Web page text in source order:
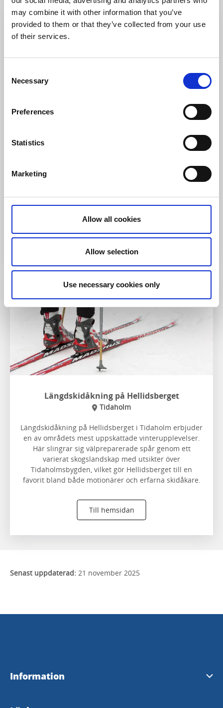
may combine it with other information that you’ve
provided to them or that they’ve collected from your use
of their services.
Selection
Necessary
Preferences
Statistics
Marketing
Allow all cookies
Allow selection
Use necessary cookies only
Hökensås några av Tidaholmsområdets mest
stämningsfulla längdskidspår. Här är det naturen som
finns rikligt med natursnö, vilket gör varje skidperiod
Till hemsidan
Längdskidåkning på Hellidsberget
Tidaholm
Längdskidåkning på Hellidsberget i Tidaholm erbjuder
en av områdets mest uppskattade vinterupplevelser.
Här slingrar sig välpreparerade spår genom ett
varierat skogslandskap med utsikter över
Tidaholmsbygden, vilket gör Hellidsberget till en
favorit bland både motionärer och erfarna skidåkare.
Till hemsidan
Senast uppdaterad: 21 november 2025
Information